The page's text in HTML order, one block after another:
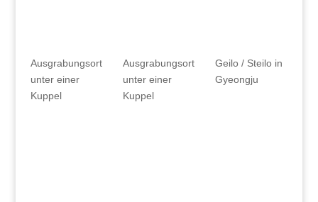
Ausgrabungsort
unter einer
Kuppel
Ausgrabungsort
unter einer
Kuppel
Geilo / Steilo in
Gyeongju